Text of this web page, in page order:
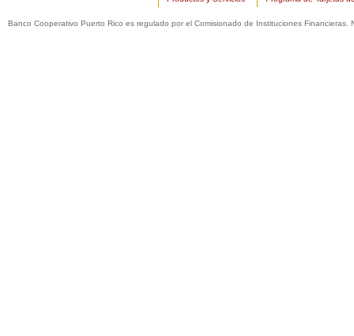
Banco Cooperativo Puerto Rico es regulado por el Comisionado de Instituciones Financieras.